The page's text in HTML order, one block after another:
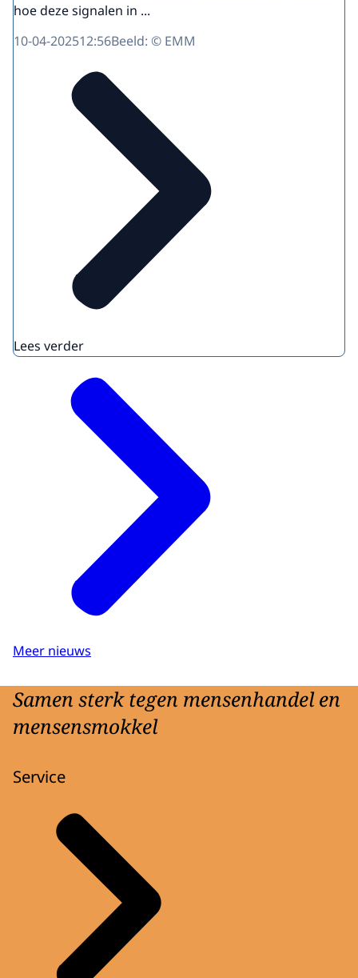
hoe deze signalen in ...
10-04-202512:56Beeld: © EMM
Lees verder
Meer nieuws
Samen sterk tegen mensenhandel en
mensensmokkel
Service